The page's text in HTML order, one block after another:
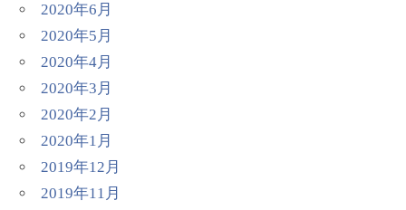
2020年6月
2020年5月
2020年4月
2020年3月
2020年2月
2020年1月
2019年12月
2019年11月